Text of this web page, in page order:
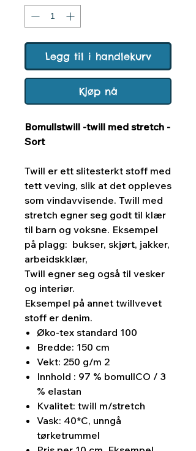
Legg til i handlekurv
Kjøp nå
Bomullstwill -twill med stretch -
Sort
Twill er ett slitesterkt stoff med
tett veving, slik at det oppleves
som vindavvisende. Twill med
stretch egner seg godt til klær
til barn og voksne. Eksempel
på plagg: bukser, skjørt, jakker,
arbeidskklær,
Twill egner seg også til vesker
og interiør.
Eksempel på annet twillvevet
stoff er denim.
Øko-tex standard 100
Bredde: 150 cm
Vekt: 250 g/m 2
Innhold : 97 % bomullCO / 3
% elastan
Kvalitet: twill m/stretch
Vask: 40*C, unngå
tørketrummel